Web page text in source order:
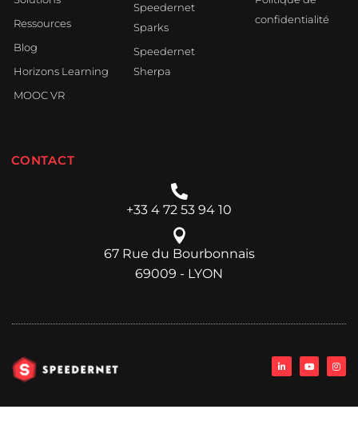
Ressources
Blog
Horizons Learning
MOOC VR
Speedernet
Sparks
Speedernet
Sherpa
confidentialité
CONTACT
+33 4 72 53 94 10
67 Rue du Bourbonnais
69009 - LYON